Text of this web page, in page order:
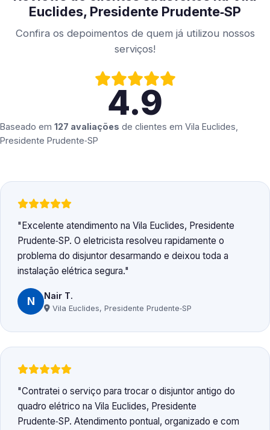
Euclides, Presidente Prudente‑SP
Confira os depoimentos de quem já utilizou nossos
serviços!
4.9
Baseado em 127 avaliações de clientes em Vila Euclides,
Presidente Prudente‑SP
Excelente atendimento na Vila Euclides, Presidente
Prudente‑SP. O eletricista resolveu rapidamente o
problema do disjuntor desarmando e deixou toda a
instalação elétrica segura.
N Nair T.
Vila Euclides, Presidente Prudente‑SP
Contratei o serviço para trocar o disjuntor antigo do
quadro elétrico na Vila Euclides, Presidente
Prudente‑SP. Atendimento pontual, organizado e com